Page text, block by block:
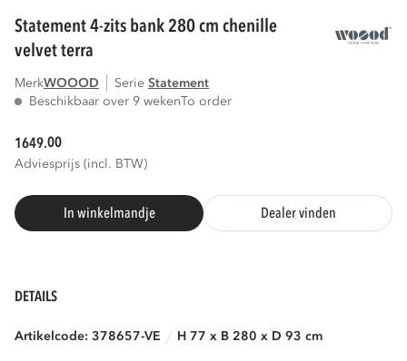
statement 4-zits bank 280 cm chenille
velvet terra
MerkWOOOD Serie
statement
Beschikbaar over 9 wekenTo order
1649.00
Adviesprijs (incl. BTW)
In winkelmandje Dealer vinden
DETAILS
Artikelcode: 378657-VE H 77 x B 280 x D 93 cm